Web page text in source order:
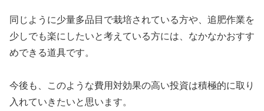
同じように少量多品目で栽培されている方や、追肥作業を
少しでも楽にしたいと考えている方には、なかなかおすす
めできる道具です。
今後も、このような費用対効果の高い投資は積極的に取り
入れていきたいと思います。